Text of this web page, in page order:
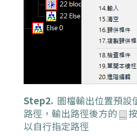
Step2. 圖檔輸出位置預設
路徑，輸出路徑後方的
以自行指定路徑